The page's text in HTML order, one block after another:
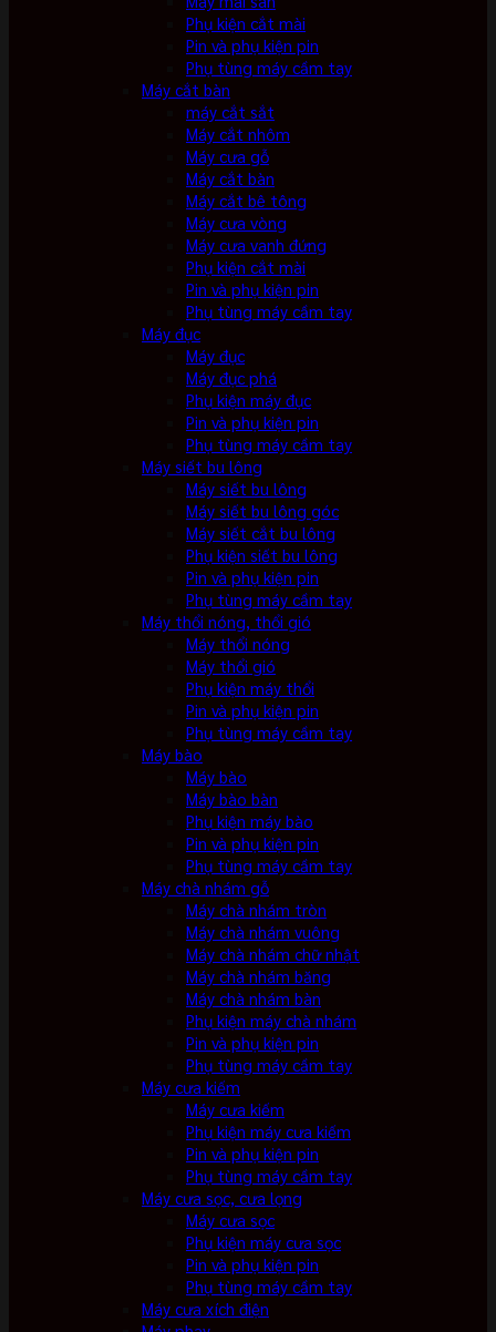
Phụ kiện cắt mài
Pin và phụ kiện pin
Phụ tùng máy cầm tay
Máy cắt bàn
máy cắt sắt
Máy cắt nhôm
Máy cưa gỗ
Máy cắt bàn
Máy cắt bê tông
Máy cưa vòng
Máy cưa vanh đứng
Phụ kiện cắt mài
Pin và phụ kiện pin
Phụ tùng máy cầm tay
Máy đục
Máy đục
Máy đục phá
Phụ kiện máy đục
Pin và phụ kiện pin
Phụ tùng máy cầm tay
Máy siết bu lông
Máy siết bu lông
Máy siết bu lông góc
Máy siết cắt bu lông
Phụ kiện siết bu lông
Pin và phụ kiện pin
Phụ tùng máy cầm tay
Máy thổi nóng, thổi gió
Máy thổi nóng
Máy thổi gió
Phụ kiện máy thổi
Pin và phụ kiện pin
Phụ tùng máy cầm tay
Máy bào
Máy bào
Máy bào bàn
Phụ kiện máy bào
Pin và phụ kiện pin
Phụ tùng máy cầm tay
Máy chà nhám gỗ
Máy chà nhám tròn
Máy chà nhám vuông
Máy chà nhám chữ nhật
Máy chà nhám băng
Máy chà nhám bàn
Phụ kiện máy chà nhám
Pin và phụ kiện pin
Phụ tùng máy cầm tay
Máy cưa kiếm
Máy cưa kiếm
Phụ kiện máy cưa kiếm
Pin và phụ kiện pin
Phụ tùng máy cầm tay
Máy cưa sọc, cưa lọng
Máy cưa sọc
Phụ kiện máy cưa sọc
Pin và phụ kiện pin
Phụ tùng máy cầm tay
Máy cưa xích điện